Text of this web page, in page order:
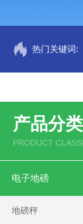
热门关键词:
产品分类
PRODUCT
电子地磅
地磅秤